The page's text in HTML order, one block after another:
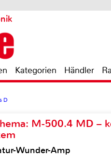
Kategorien Händler
D
M-500.4 MD –
Wunder-Amp